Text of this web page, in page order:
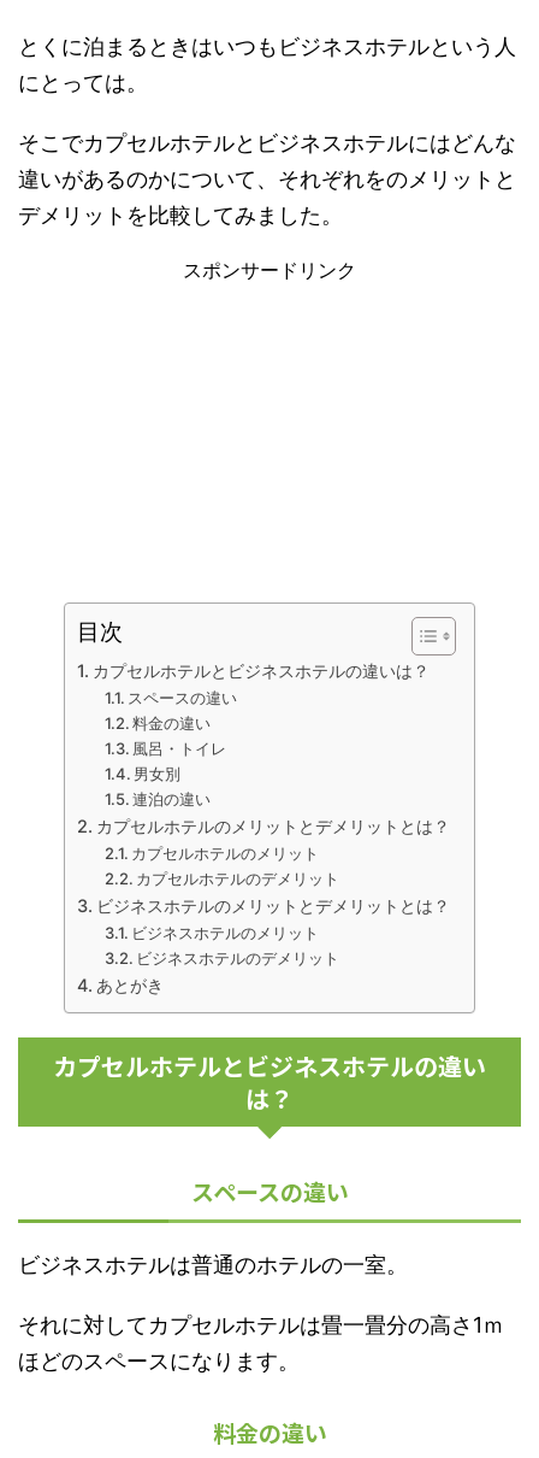
とくに泊まるときはいつもビジネスホテルという人
にとっては。
そこでカプセルホテルとビジネスホテルにはどんな
違いがあるのかについて、それぞれをのメリットと
デメリットを比較してみました。
スポンサードリンク
目次
カプセルホテルとビジネスホテルの違いは？
スペースの違い
料金の違い
風呂・トイレ
男女別
連泊の違い
カプセルホテルのメリットとデメリットとは？
カプセルホテルのメリット
カプセルホテルのデメリット
ビジネスホテルのメリットとデメリットとは？
ビジネスホテルのメリット
ビジネスホテルのデメリット
あとがき
カプセルホテルとビジネスホテルの違い
は？
スペースの違い
ビジネスホテルは普通のホテルの一室。
それに対してカプセルホテルは畳一畳分の高さ1ｍ
ほどのスペースになります。
料金の違い